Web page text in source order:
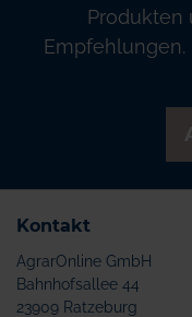
Produkten
Kontakt
AgrarOnline GmbH
Bahnhofsallee 44
23909 Ratzeburg